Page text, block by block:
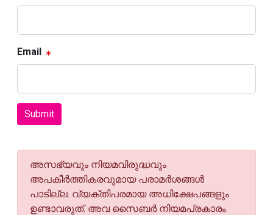
Email
Submit
അസഭ്യവും നിയമവിരുദ്ധവും
അപകീര്‍ത്തികരവുമായ പരാമര്‍ശങ്ങള്‍
പാടില്ല. വ്യക്തിപരമായ അധിക്ഷേപങ്ങളും
ഉണ്ടാവരുത്. അവ സൈബര്‍ നിയമപ്രകാരം